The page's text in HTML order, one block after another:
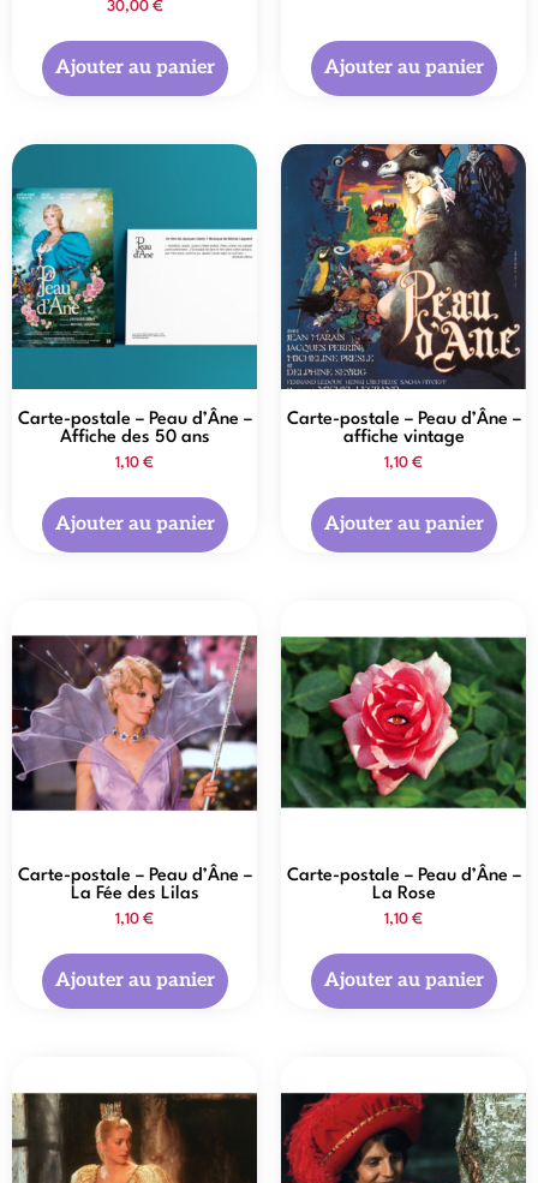
30,00 €
Ajouter au panier Ajouter au panier
Carte-postale – Peau d’Âne –
Affiche des 50 ans
1,10 €
Ajouter au panier
Carte-postale – Peau d’Âne –
affiche vintage
1,10 €
Ajouter au panier
Carte-postale – Peau d’Âne –
La Fée des Lilas
1,10 €
Ajouter au panier
Carte-postale – Peau d’Âne –
La Rose
1,10 €
Ajouter au panier